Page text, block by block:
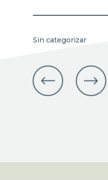
Sin categorizar